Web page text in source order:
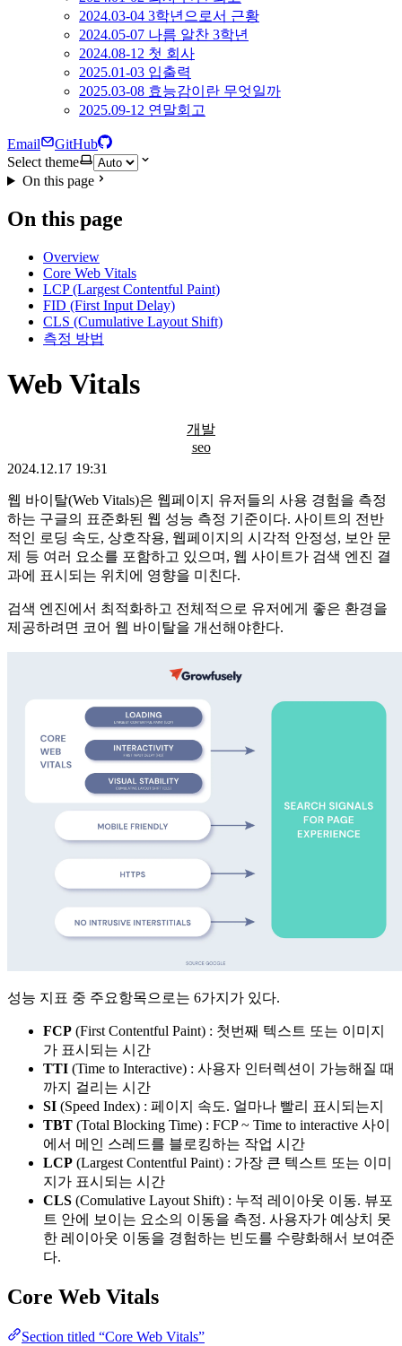
2024.03-04 3학년으로서 근황
2024.05-07 나름 알찬 3학년
2024.08-12 첫 회사
2025.01-03 입출력
2025.03-08 효능감이란 무엇일까
2025.09-12 연말회고
Email
GitHub
Select theme
On this page
On this page
Overview
Core Web Vitals
LCP (Largest Contentful Paint)
FID (First Input Delay)
CLS (Cumulative Layout Shift)
측정 방법
Web Vitals
개발
seo
2024.12.17 19:31
웹 바이탈(Web Vitals)은 웹페이지 유저들의 사용 경험을 측정
하는 구글의 표준화된 웹 성능 측정 기준이다. 사이트의 전반
적인 로딩 속도, 상호작용, 웹페이지의 시각적 안정성, 보안 문
제 등 여러 요소를 포함하고 있으며, 웹 사이트가 검색 엔진 결
과에 표시되는 위치에 영향을 미친다.
검색 엔진에서 최적화하고 전체적으로 유저에게 좋은 환경을
제공하려면 코어 웹 바이탈을 개선해야한다.
성능 지표 중 주요항목으로는 6가지가 있다.
FCP (First Contentful Paint) : 첫번째 텍스트 또는 이미지
가 표시되는 시간
TTI (Time to Interactive) : 사용자 인터렉션이 가능해질 때
까지 걸리는 시간
SI (Speed Index) : 페이지 속도. 얼마나 빨리 표시되는지
TBT (Total Blocking Time) : FCP ~ Time to interactive 사이
에서 메인 스레드를 블로킹하는 작업 시간
LCP (Largest Contentful Paint) : 가장 큰 텍스트 또는 이미
지가 표시되는 시간
CLS (Comulative Layout Shift) : 누적 레이아웃 이동. 뷰포
트 안에 보이는 요소의 이동을 측정. 사용자가 예상치 못
한 레이아웃 이동을 경험하는 빈도를 수량화해서 보여준
다.
Core Web Vitals
Section titled “Core Web Vitals”